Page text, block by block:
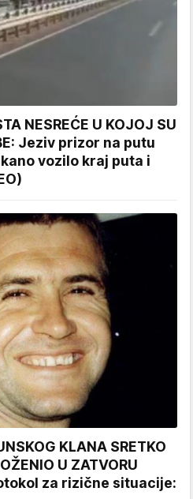
NESREĆE U KOJOJ SU
Jeziv prizor na putu
vozilo kraj puta i
KLANA SRETKO
U ZATVORU
za rizične situacije: